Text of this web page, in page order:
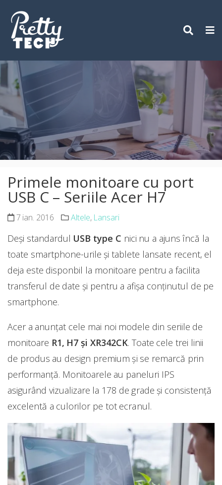
content
Primele monitoare cu port
USB C – Seriile Acer H7
7 ian. 2016 Altele, Lansari
Deși standardul USB type C nici nu a ajuns încă la
toate smartphone-urile și tablete lansate recent, el
deja este disponbil la monitoare pentru a facilita
transferul de date și pentru a afișa conținutul de pe
smartphone.
Acer a anunțat cele mai noi modele din seriile de
monitoare R1, H7 și XR342CK. Toate cele trei linii
de produs au design premium și se remarcă prin
performanță. Monitoarele au paneluri IPS
asigurând vizualizare la 178 de grade și consistență
excelentă a culorilor pe tot ecranul.